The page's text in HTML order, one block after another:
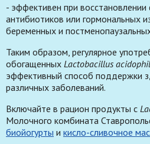
- эффективен при
антибиотиков или гормональных
беременных и
Таким образом, регулярное
обогащенных Lactobacillus
эффективный способ поддержки
различных заболеваний.
Включайте в рацион продукты с
Молочного комбината
биойогурты и кисло-сливочное